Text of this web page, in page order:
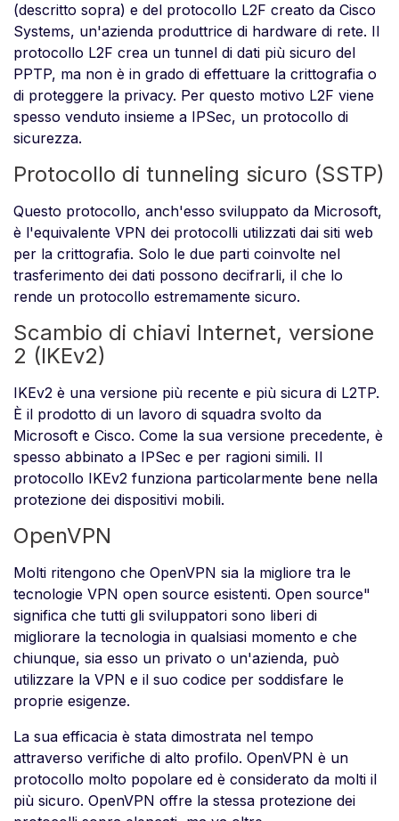
(descritto sopra) e del protocollo L2F creato da Cisco
Systems, un'azienda produttrice di hardware di rete. Il
protocollo L2F crea un tunnel di dati più sicuro del
PPTP, ma non è in grado di effettuare la crittografia o
di proteggere la privacy. Per questo motivo L2F viene
spesso venduto insieme a IPSec, un protocollo di
sicurezza.
Protocollo di tunneling sicuro (SSTP)
Questo protocollo, anch'esso sviluppato da Microsoft,
è l'equivalente VPN dei protocolli utilizzati dai siti web
per la crittografia. Solo le due parti coinvolte nel
trasferimento dei dati possono decifrarli, il che lo
rende un protocollo estremamente sicuro.
Scambio di chiavi Internet, versione
2 (IKEv2)
IKEv2 è una versione più recente e più sicura di L2TP.
È il prodotto di un lavoro di squadra svolto da
Microsoft e Cisco. Come la sua versione precedente, è
spesso abbinato a IPSec e per ragioni simili. Il
protocollo IKEv2 funziona particolarmente bene nella
protezione dei dispositivi mobili.
OpenVPN
Molti ritengono che OpenVPN sia la migliore tra le
tecnologie VPN open source esistenti. Open source"
significa che tutti gli sviluppatori sono liberi di
migliorare la tecnologia in qualsiasi momento e che
chiunque, sia esso un privato o un'azienda, può
utilizzare la VPN e il suo codice per soddisfare le
proprie esigenze.
La sua efficacia è stata dimostrata nel tempo
attraverso verifiche di alto profilo. OpenVPN è un
protocollo molto popolare ed è considerato da molti il
più sicuro. OpenVPN offre la stessa protezione dei